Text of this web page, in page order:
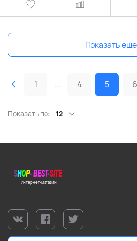
Показать еще
1 ... 4 5 6
Показать по: 12
Интернет-магазин